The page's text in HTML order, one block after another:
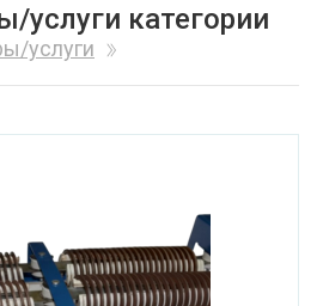
услуги категории
услуги